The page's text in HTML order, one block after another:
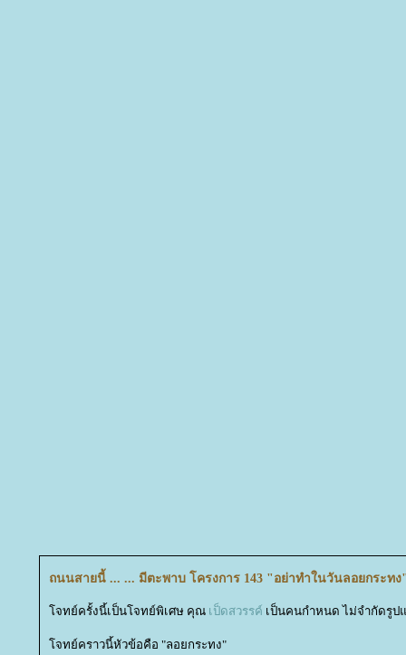
ถนนสายนี้ ... ... มีตะพาบ โครงการ 143 "อย่าทำในวันลอยกระทง
จทย์ครั้งนี้เป็นโจทย์พิเศษ คุณ เป็ดสวรรค์ เป็นคนกำหนด ไม่จำกัดรูป
จทย์คราวนี้หัวข้อคือ "ลอยกระทง"